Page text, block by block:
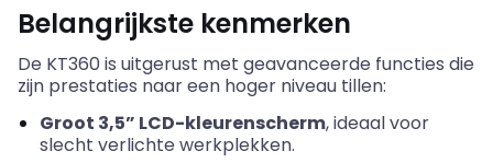
Belangrijkste kenmerken
De KT360 is uitgerust met geavanceerde functies die
zijn prestaties naar een hoger niveau tillen:
Groot 3,5” LCD-kleurenscherm, ideaal voor
slecht verlichte werkplekken.